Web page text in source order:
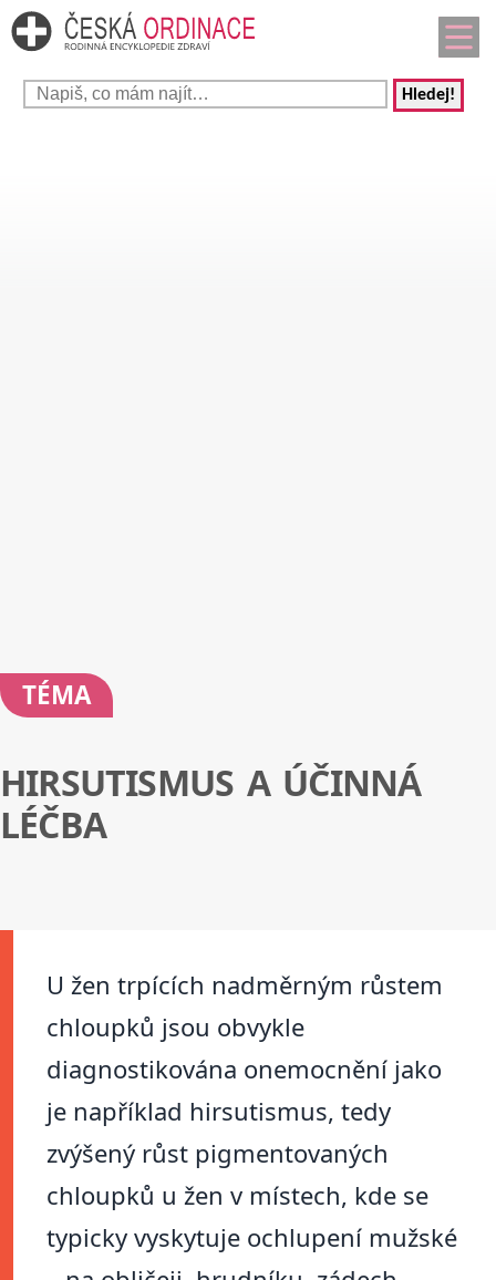
Hledej!
TÉMA
HIRSUTISMUS A ÚČINNÁ
LÉČBA
U žen trpících nadměrným růstem
chloupků jsou obvykle
diagnostikována onemocnění jako
je například hirsutismus, tedy
zvýšený růst pigmentovaných
chloupků u žen v místech, kde se
typicky vyskytuje ochlupení mužské